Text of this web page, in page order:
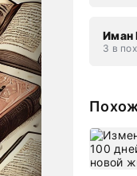
Иман
3 в